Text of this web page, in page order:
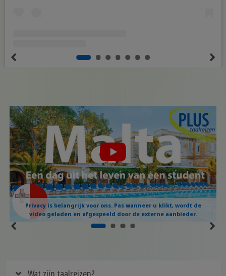
Privacy is belangrijk voor ons. Pas wanneer u klikt, wordt de
video geladen en afgespeeld door de externe aanbieder.
Wat zijn taalreizen?